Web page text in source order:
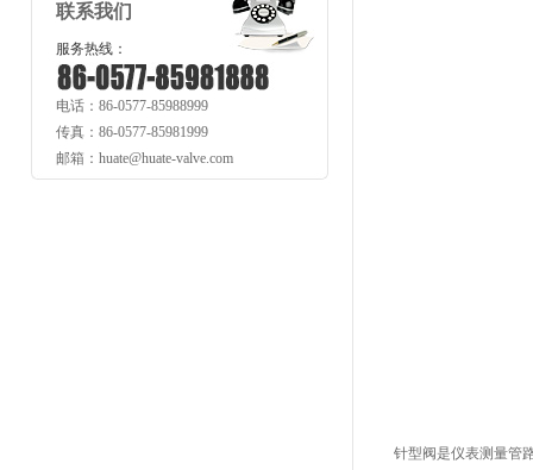
联系我们
服务热线：
电话：86-0577-85988999
传真：86-0577-85981999
邮箱：huate@huate-valve.com
针型阀是仪表测量管路